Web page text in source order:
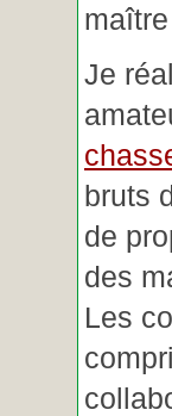
Je
bruts
de
des
Les